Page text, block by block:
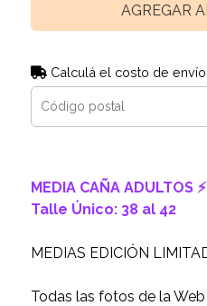
AGREGAR
Calculá el costo de envío
MEDIA CAÑA ADULTOS ⚡️
Talle Único: 38 al 42
MEDIAS EDICIÓN
Todas las fotos de la